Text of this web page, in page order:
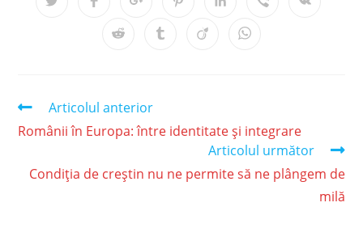
Articolul anterior
Românii în Europa: între identitate și integrare
Articolul următor
Condiția de creștin nu ne permite să ne plângem de
milă